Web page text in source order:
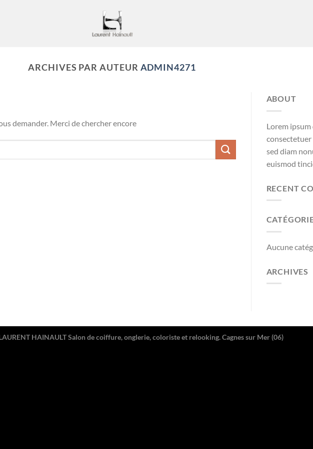
ARCHIVES PAR AUTEUR ADMIN4271
demander. Merci de chercher encore
ABOUT
Lorem
consectetuer
sed diam
euismod
RECENT
Aucune
ARCHIVES
HAINAULT Salon de coiffure, onglerie, coloriste et relooking. Cagnes sur Mer (06)